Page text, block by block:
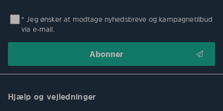
* Jeg ønsker at modtage nyhedsbreve og kampagnetilbud
via e-mail.
Hjælp og vejledninger